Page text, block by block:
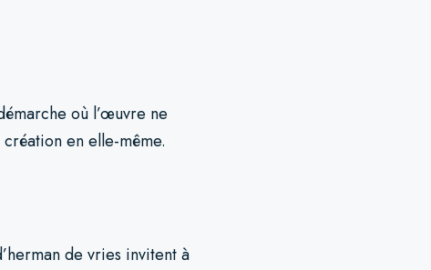
où l’œuvre ne
en elle-même.
de vries invitent à